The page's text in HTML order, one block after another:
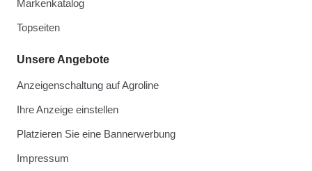
Markenkatalog
Topseiten
Unsere Angebote
Anzeigenschaltung auf Agroline
Ihre Anzeige einstellen
Platzieren Sie eine Bannerwerbung
Impressum